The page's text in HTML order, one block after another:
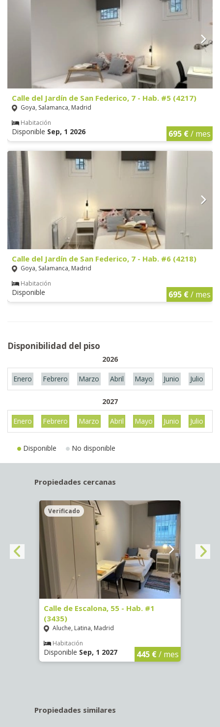
Calle del Jardín de San Federico, 7 - Hab. #5 (4217)
Goya, Salamanca, Madrid
Habitación
Disponible Sep, 1 2026 695 €/ mes
Calle del Jardín de San Federico, 7 - Hab. #6 (4218)
Goya, Salamanca, Madrid
Habitación
Disponible 695 €/ mes
Disponibilidad del piso
2026
Enero Febrero Marzo Abril Mayo Junio Julio
2027
Enero Febrero Marzo Abril Mayo Junio Julio
Disponible No disponible
Propiedades cercanas
Verificado
Calle de Escalona, 55 - Hab. #1
(3435)
Aluche, Latina, Madrid
Habitación
Disponible Sep, 1 2027 445 €/ mes
Propiedades similares